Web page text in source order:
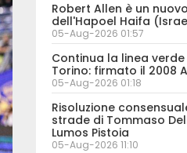
Robert Allen è un
dell'Hapoel Haifa
05-Aug-2026 01:57
Continua la linea
Torino: firmato il 2008
05-Aug-2026 01:18
Risoluzione
strade di Tommaso
Lumos Pistoia
05-Aug-2026 11:10